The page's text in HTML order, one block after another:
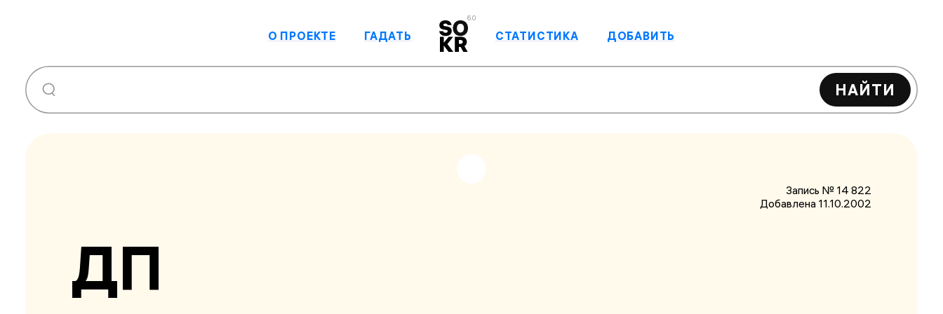
6.0
О ПРОЕКТЕ ГАДАТЬ СТАТИСТИКА ДОБАВИТЬ
НАЙТИ
Запись № 14 822
Добавлена 11.10.2002
ДП